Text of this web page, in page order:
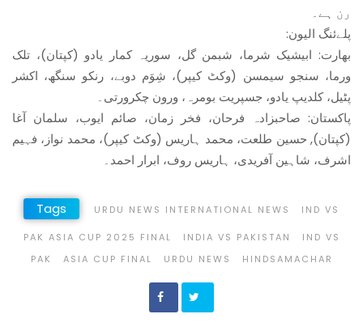
رن ہے۔
پلےئنگ الیون:
بھارت: ابیشیک شرما، شبمن گل، سوریہ کمار یادو (کپتان)، تلک
ورما، سنجو سیمسن (وکٹ کیپر)، شِوَم دوبے، رنکو سنگھ، اکشر
پٹیل، کلدیپ یادو، جسپریت بومرہ، ورون چکرورتی۔
پاکستان: صاحبزادہ فرحان، فخر زمان، صائم ایوب، سلمان آغا
(کپتان), حسین طلعت، محمد ہاریس (وکٹ کیپر)، محمد نواز، فہیم
اشرف، شاہین آفریدی، ہاریس روف، ابرار احمد۔
Tags URDU NEWS INTERNATIONAL NEWS IND VS
PAK ASIA CUP 2025 FINAL INDIA VS PAKISTAN
IND VS
PAK
ASIA CUP FINAL URDU NEWS HINDSAMACHAR